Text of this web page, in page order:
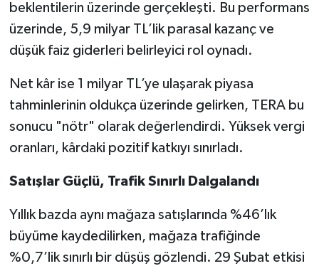
beklentilerin üzerinde gerçekleşti. Bu performans
üzerinde, 5,9 milyar TL’lik parasal kazanç ve
düşük faiz giderleri belirleyici rol oynadı.
Net kâr ise 1 milyar TL’ye ulaşarak piyasa
tahminlerinin oldukça üzerinde gelirken, TERA bu
sonucu "nötr" olarak değerlendirdi. Yüksek vergi
oranları, kârdaki pozitif katkıyı sınırladı.
Satışlar Güçlü, Trafik Sınırlı Dalgalandı
Yıllık bazda aynı mağaza satışlarında %46’lık
büyüme kaydedilirken, mağaza trafiğinde
%0,7’lik sınırlı bir düşüş gözlendi. 29 Şubat etkisi